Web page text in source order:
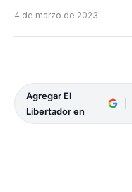
4 de marzo de 2023
Agregar El
Libertador en